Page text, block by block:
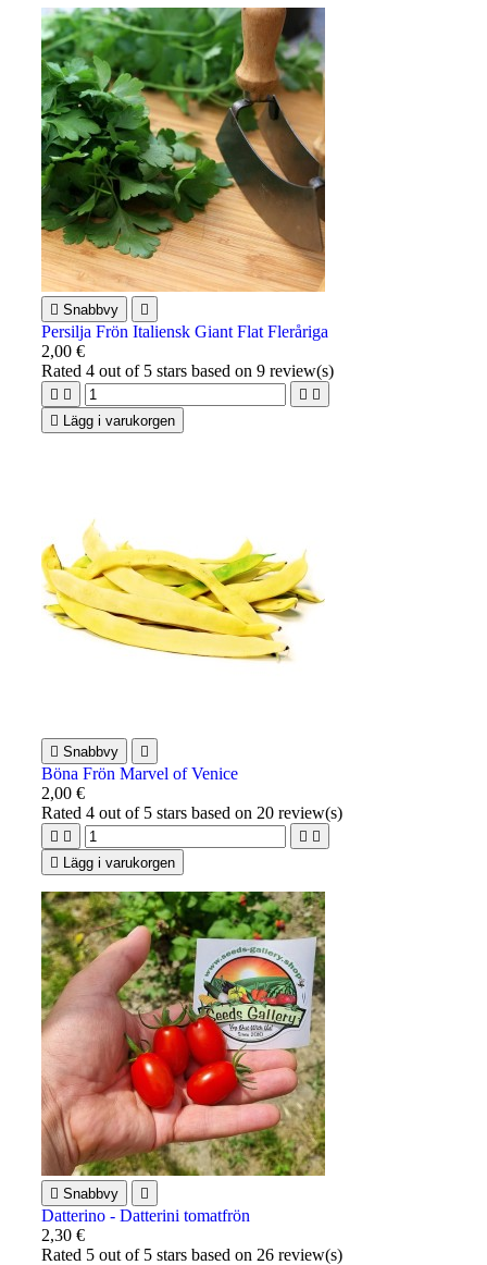
 Snabbvy 
Persilja Frön Italiensk Giant Flat Fleråriga
2,00 €
Rated4 out of 5 stars based on9 review(s)
   
 Lägg i varukorgen
 Snabbvy 
Böna Frön Marvel of Venice
2,00 €
Rated4 out of 5 stars based on 20 review(s)
   
 Lägg i varukorgen
 Snabbvy 
Datterino - Datterini tomatfrön
2,30 €
Rated 5 out of 5 stars based on 26 review(s)